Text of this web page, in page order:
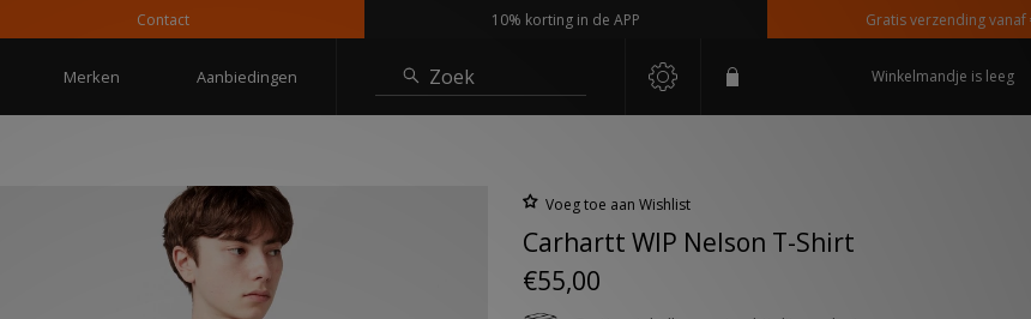
Contact 10% korting in de APP Gratis verzending vanaf
Merken Aanbiedingen Zoek Winkelmandje is leeg
Voeg toe aan Wishlist
Carhartt WIP Nelson T-Shirt
€55,00